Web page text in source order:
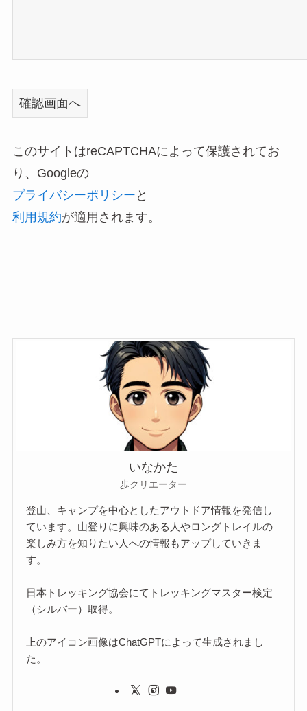
このサイトはreCAPTCHAによって保護されてお
り、Googleの
プライバシーポリシー と
利用規約が適用されます。
いなかた
歩クリエーター
登山、キャンプを中心としたアウトドア情報を発信し
ています。山登りに興味のある人やロングトレイルの
楽しみ方を知りたい人への情報もアップしていきま
す。
日本トレッキング協会にてトレッキングマスター検定
（シルバー）取得。
上のアイコン画像はChatGPTによって生成されまし
た。